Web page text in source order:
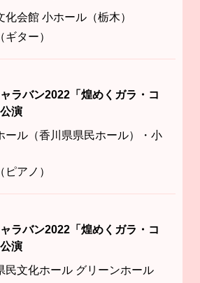
化会館 小ホール（栃木）
ター）
ラバン2022「煌めくガラ・コ
演
ール（香川県県民ホール）・小
アノ）
ラバン2022「煌めくガラ・コ
演
民文化ホール グリーンホール